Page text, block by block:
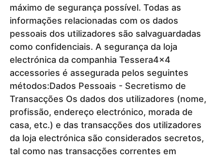
máximo de segurança possível. Todas as
informações relacionadas com os dados
pessoais dos utilizadores são salvaguardadas
como confidenciais. A segurança da loja
electrónica da companhia Tessera4x4
accessories é assegurada pelos seguintes
métodos:Dados Pessoais - Secretismo de
Transacções Os dados dos utilizadores (nome,
profissão, endereço electrónico, morada de
casa, etc.) e das transacções dos utilizadores
da loja electrónica são considerados secretos,
tal como nas transacções correntes em